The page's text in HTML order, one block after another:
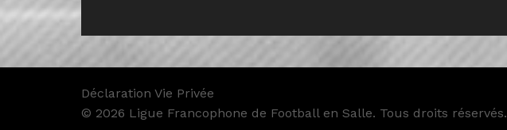
Déclaration Vie Privée
© 2026 Ligue Francophone de Football en Salle. Tous droits réservés.